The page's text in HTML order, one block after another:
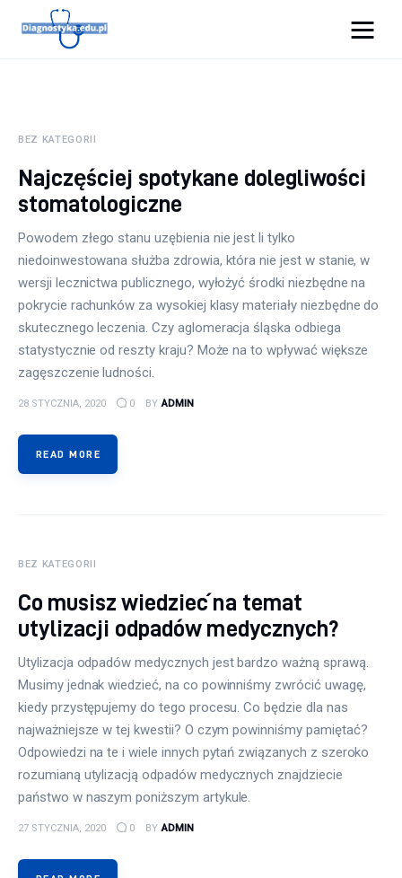
Diagnostyka.edu.pl
Profilaktyka
Sport
Zdrowie
BEZ KATEGORII
Najczęściej spotykane dolegliwości
stomatologiczne
Powodem złego stanu uzębienia nie jest li tylko
niedoinwestowana służba zdrowia, która nie jest w stanie, w
wersji lecznictwa publicznego, wyłożyć środki niezbędne na
pokrycie rachunków za wysokiej klasy materiały niezbędne do
skutecznego leczenia. Czy aglomeracja śląska odbiega
statystycznie od reszty kraju? Może na to wpływać większe
zagęszczenie ludności.
28 STYCZNIA, 2020 0 BY ADMIN
READ MORE
BEZ KATEGORII
Co musisz wiedzieć na temat
utylizacji odpadów medycznych?
Utylizacja odpadów medycznych jest bardzo ważną sprawą.
Musimy jednak wiedzieć, na co powinniśmy zwrócić uwagę,
kiedy przystępujemy do tego procesu. Co będzie dla nas
najważniejsze w tej kwestii? O czym powinniśmy pamiętać?
Odpowiedzi na te i wiele innych pytań związanych z szeroko
rozumianą utylizacją odpadów medycznych znajdziecie
państwo w naszym poniższym artykule.
27 STYCZNIA, 2020 0 BY ADMIN